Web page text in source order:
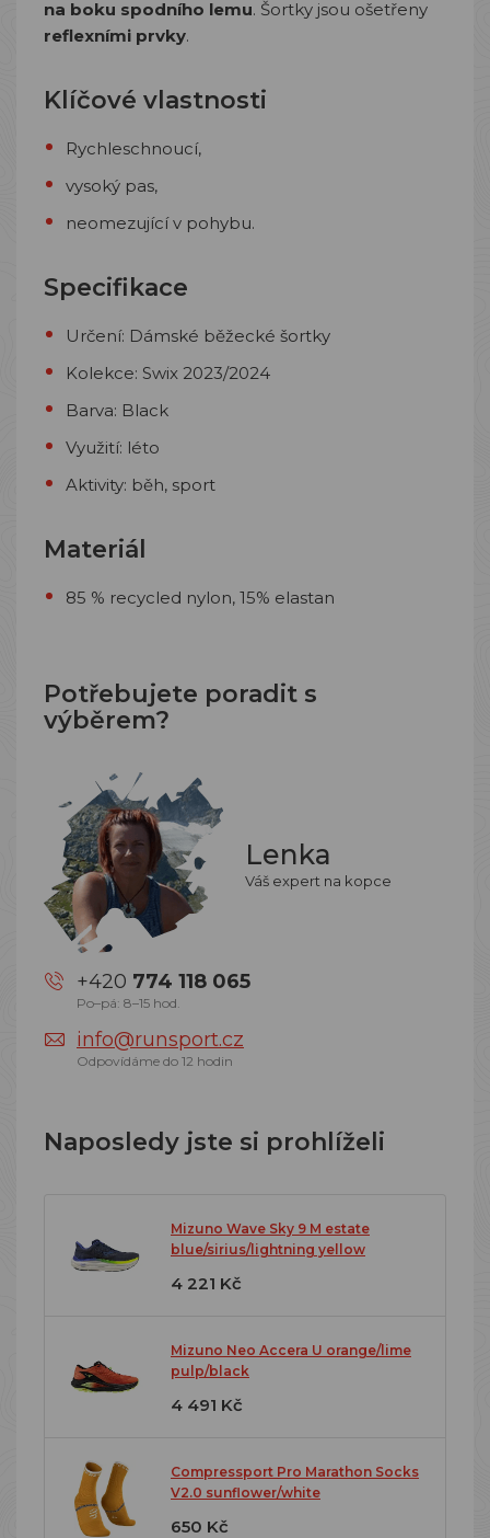
na boku spodního lemu. Šortky jsou ošetřeny
reflexními prvky.
Klíčové vlastnosti
Rychleschnoucí,
vysoký pas,
neomezující v pohybu.
Specifikace
Určení: Dámské běžecké šortky
Kolekce: Swix 2023/2024
Barva: Black
Využití: léto
Aktivity: běh, sport
Materiál
85 % recycled nylon, 15% elastan
Potřebujete poradit s
výběrem?
Lenka
Váš expert na kopce
+420 774 118 065
Po–pá: 8–15 hod.
info@runsport.cz
Odpovídáme do 12 hodin
Naposledy jste si prohlíželi
Mizuno Wave Sky 9 M estate
blue/sirius/lightning yellow
4 221 Kč
Mizuno Neo Accera U orange/lime
pulp/black
4 491 Kč
Compressport Pro Marathon Socks
V2.0 sunflower/white
650 Kč